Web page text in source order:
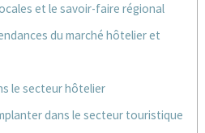
et le savoir-faire régional
du marché hôtelier et
le secteur hôtelier
dans le secteur touristique